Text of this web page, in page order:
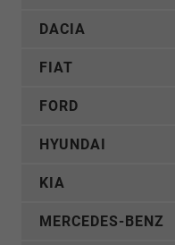
DACIA
FIAT
FORD
HYUNDAI
KIA
MERCEDES-BENZ